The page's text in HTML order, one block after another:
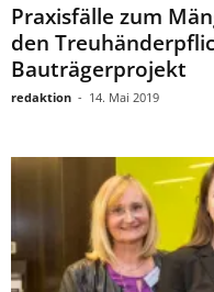
Praxisfälle zum
den
Bauträgerprojekt
redaktion - 14. Mai 2019